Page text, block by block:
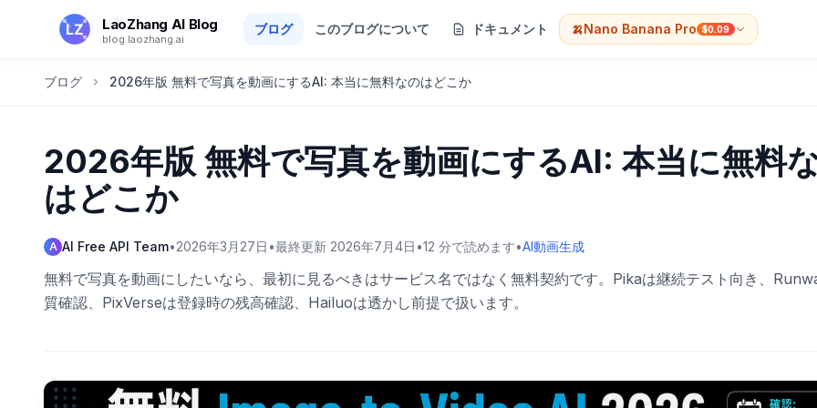
メインコンテンツへスキップ
LaoZhang AI Blog
blog.laozhang.ai
ブログ このブログについて ドキュメント 🍌Nano Banana Pro $0.09
ブログ 2026年版 無料で写真を動画にするAI: 本当に無料なのはどこか
2026年版 無料で写真を動画にするAI: 本当に無料
はどこか
A AI Free API Team•2026年3月27日 •最終更新 2026年7月4日 •12 分で読めます•AI動画生成
無料で写真を動画にしたいなら、最初に見るべきはサービス名ではなく無料契約です。Pikaは継続テスト向き、
質確認、PixVerseは登録時の残高確認、Hailuoは透かし前提で扱います。